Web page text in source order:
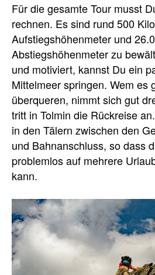
Für die gesamte Tour musst
rechnen. Es sind rund 500
Aufstiegshöhenmeter und
Abstiegshöhenmeter zu
und motiviert, kannst Du ein
Mittelmeer springen. Wem es
überqueren, nimmt sich gut
tritt in Tolmin die Rückreise
in den Tälern zwischen den
und Bahnanschluss, so dass
problemlos auf mehrere
kann.